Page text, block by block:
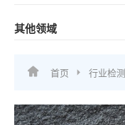
其他领域
首页 行业检测